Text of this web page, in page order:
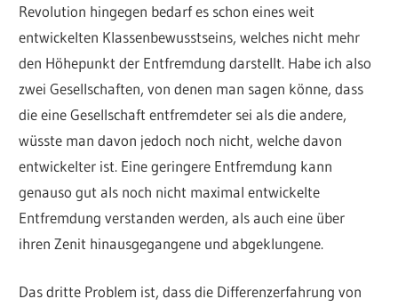
Revolution hingegen bedarf es schon eines weit
entwickelten Klassenbewusstseins, welches nicht mehr
den Höhepunkt der Entfremdung darstellt. Habe ich also
zwei Gesellschaften, von denen man sagen könne, dass
die eine Gesellschaft entfremdeter sei als die andere,
wüsste man davon jedoch noch nicht, welche davon
entwickelter ist. Eine geringere Entfremdung kann
genauso gut als noch nicht maximal entwickelte
Entfremdung verstanden werden, als auch eine über
ihren Zenit hinausgegangene und abgeklungene.
Das dritte Problem ist, dass die Differenzerfahrung von